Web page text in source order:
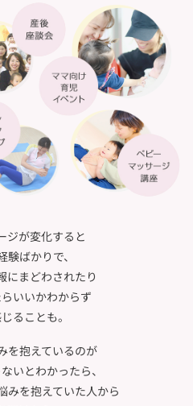
ジが変化すると
験ばかりで、
にまどわされたり
いいかわからず
ることも。
を抱えているのが
いとわかったら、
みを抱えていた人から